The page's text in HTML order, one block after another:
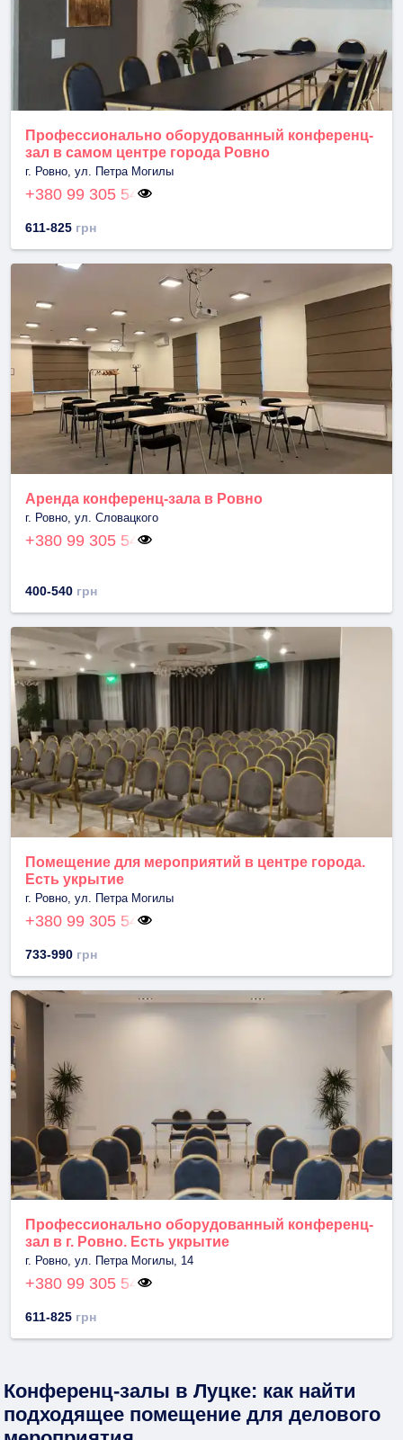
Профессионально оборудованный конференц-
зал в самом центре города Ровно
г. Ровно, ул. Петра Могилы
+380 99 305 54
611-825 грн
Аренда конференц-зала в Ровно
г. Ровно, ул. Словацкого
+380 99 305 54
400-540 грн
Помещение для мероприятий в центре города.
Есть укрытие
г. Ровно, ул. Петра Могилы
+380 99 305 54
733-990 грн
Профессионально оборудованный конференц-
зал в г. Ровно. Есть укрытие
г. Ровно, ул. Петра Могилы, 14
+380 99 305 54
611-825 грн
Конференц-залы в Луцке: как найти
подходящее помещение для делового